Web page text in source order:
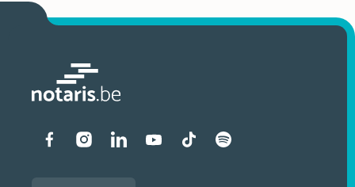
Liens vers les réseaux